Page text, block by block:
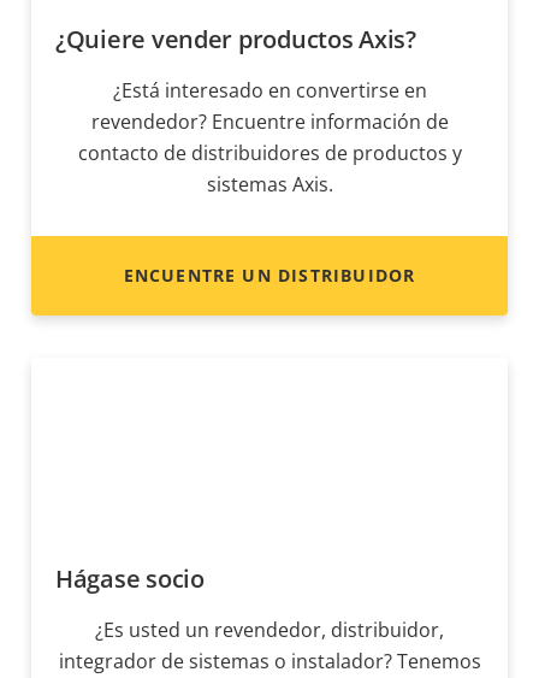
¿Quiere vender productos Axis?
¿Está interesado en convertirse en
revendedor? Encuentre información de
contacto de distribuidores de productos y
sistemas Axis.
ENCUENTRE UN DISTRIBUIDOR
Hágase socio
¿Es usted un revendedor, distribuidor,
integrador de sistemas o instalador? Tenemos